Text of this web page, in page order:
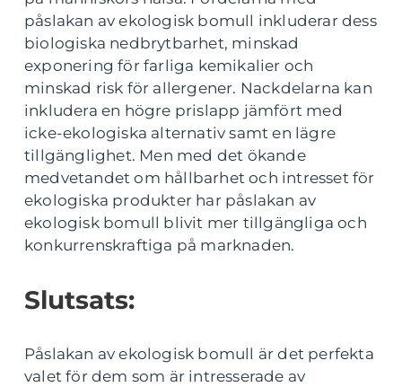
påslakan av ekologisk bomull inkluderar dess
biologiska nedbrytbarhet, minskad
exponering för farliga kemikalier och
minskad risk för allergener. Nackdelarna kan
inkludera en högre prislapp jämfört med
icke-ekologiska alternativ samt en lägre
tillgänglighet. Men med det ökande
medvetandet om hållbarhet och intresset för
ekologiska produkter har påslakan av
ekologisk bomull blivit mer tillgängliga och
konkurrenskraftiga på marknaden.
Slutsats:
Påslakan av ekologisk bomull är det perfekta
valet för dem som är intresserade av